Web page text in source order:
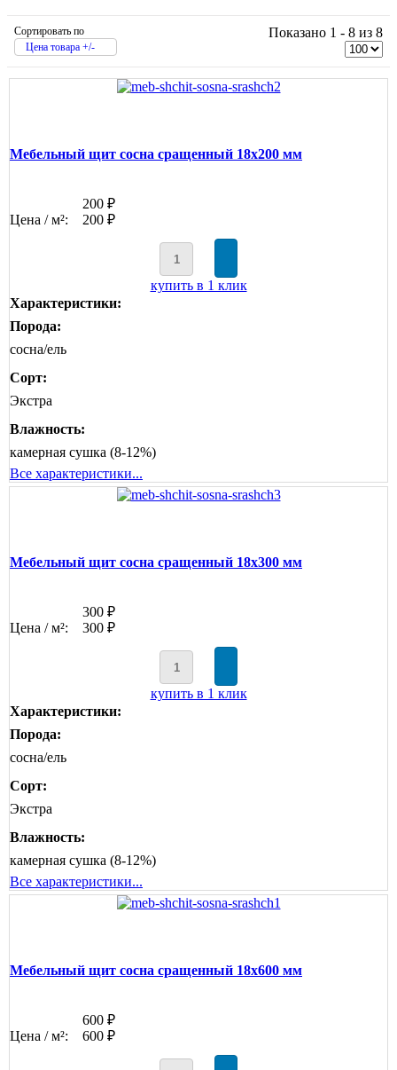
Сортировать по
Цена товара +/-
Показано 1 - 8 из 8
Мебельный щит сосна сращенный 18х200 мм
200 ₽
Цена / м²:
200 ₽
купить в 1 клик
Характеристики:
Порода:
сосна/ель
Сорт:
Экстра
Влажность:
камерная сушка (8-12%)
Все характеристики...
Мебельный щит сосна сращенный 18х300 мм
300 ₽
Цена / м²:
300 ₽
купить в 1 клик
Характеристики:
Порода:
сосна/ель
Сорт:
Экстра
Влажность:
камерная сушка (8-12%)
Все характеристики...
Мебельный щит сосна сращенный 18х600 мм
600 ₽
Цена / м²:
600 ₽